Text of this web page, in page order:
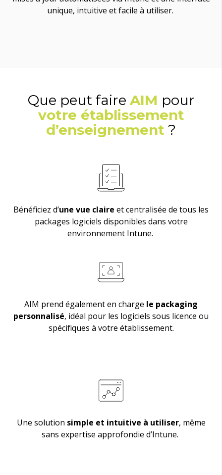
unique, intuitive et facile à utiliser.
Que peut faire AIM pour
votre établissement
d’enseignement ?
Bénéficiez d’une vue claire et centralisée de tous les
packages logiciels disponibles dans votre
environnement Intune.
AIM prend également en charge le packaging
personnalisé, idéal pour les logiciels sous licence ou
spécifiques à votre établissement.
Une solution simple et intuitive à utiliser, même
sans expertise approfondie d’Intune.